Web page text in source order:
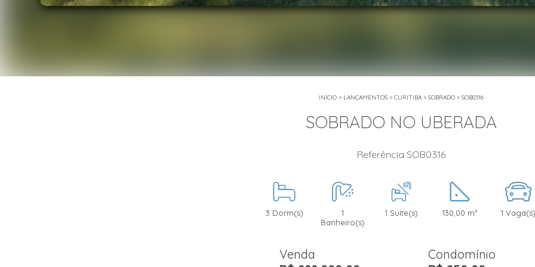
INÍCIO > LANÇAMENTOS > CURITIBA > SOBRADO > SOB0316
SOBRADO NO UBERADA
Referência SOB0316
3 Dorm(s)
1
Banheiro(s)
1 Suíte(s) 130,00 m² 1 Vaga(s)
Venda
Condomínio